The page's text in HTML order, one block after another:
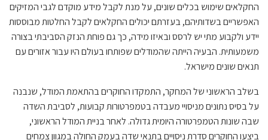
החקלאים שימוש בכלים שונים, על מנת לקבל מידע מוקדם לגבי המזיקים
האפשריים בשדותיהם, בעזרתם יכולים החקלאים לקבל החלטות מבוססות
יידע ולקבוע מתי יש לרסס ובאיזו מידה, כך גם פוחת הנזק הסביבתי בצורה
משמעותית. הבעיה הייתה שהמודלים שפותחו בעולם היו עבור אזורים עם
תנאים שונים מישראל.
בשלב הראשוני של המחקר, התמקדו החוקרים בהתאמת המודל, שנבנה
על בסיס נתונים מניסויי מעבדה בטמפרטורות קבועות, לסביבת השדה
שבה שונות הטמפרטורה היומית גדולה. לאחר בניית המודל הראשוני,
ביצעו החוקרים סדרת ניסויים בתנאי שדה בעמק החולה במגוון צמחים